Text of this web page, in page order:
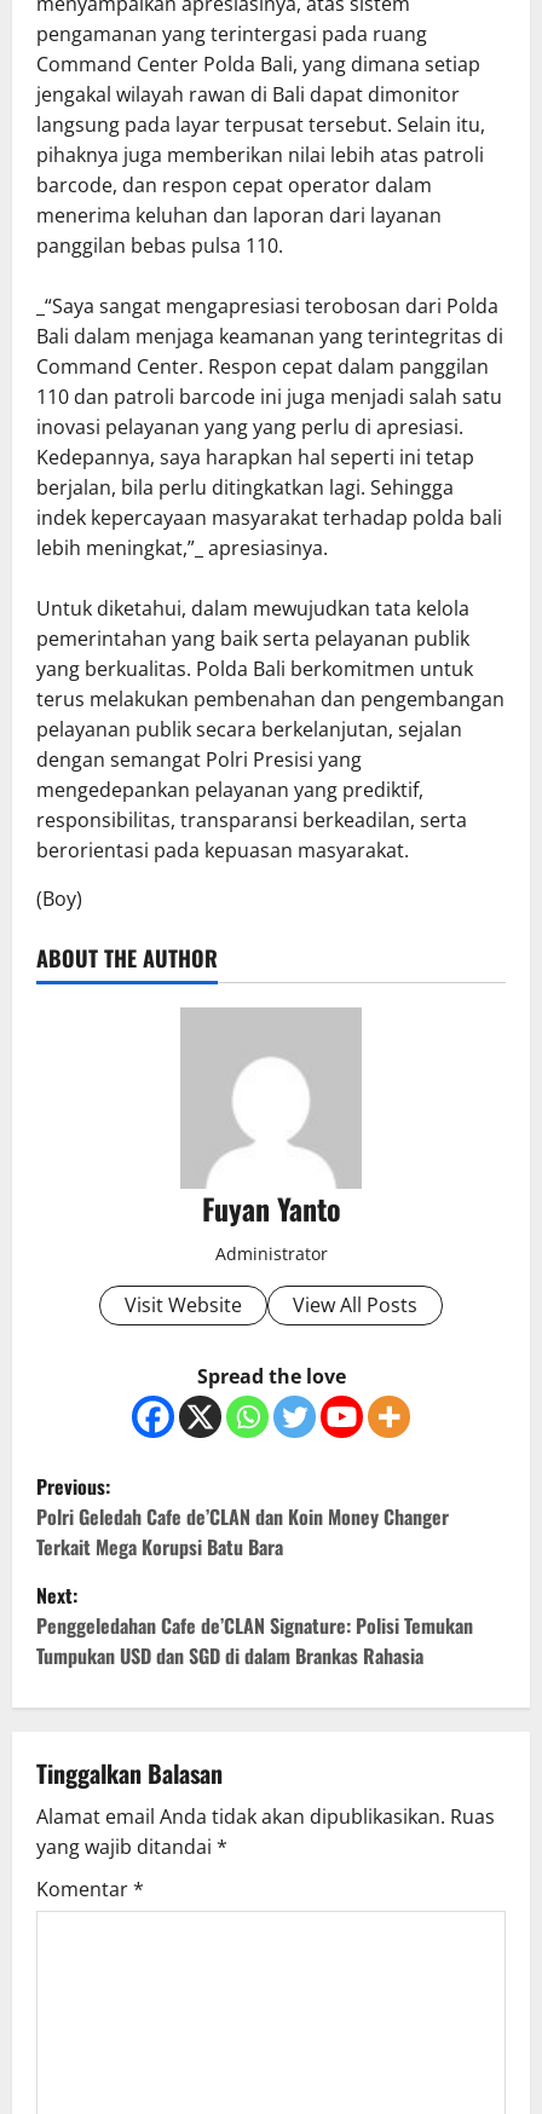
pengamanan yang terintergasi pada ruang
Command Center Polda Bali, yang dimana setiap
jengakal wilayah rawan di Bali dapat dimonitor
langsung pada layar terpusat tersebut. Selain itu,
pihaknya juga memberikan nilai lebih atas patroli
barcode, dan respon cepat operator dalam
menerima keluhan dan laporan dari layanan
panggilan bebas pulsa 110.
_“Saya sangat mengapresiasi terobosan dari Polda
Bali dalam menjaga keamanan yang terintegritas di
Command Center. Respon cepat dalam panggilan
110 dan patroli barcode ini juga menjadi salah satu
inovasi pelayanan yang yang perlu di apresiasi.
Kedepannya, saya harapkan hal seperti ini tetap
berjalan, bila perlu ditingkatkan lagi. Sehingga
indek kepercayaan masyarakat terhadap polda bali
lebih meningkat,”_ apresiasinya.
Untuk diketahui, dalam mewujudkan tata kelola
pemerintahan yang baik serta pelayanan publik
yang berkualitas. Polda Bali berkomitmen untuk
terus melakukan pembenahan dan pengembangan
pelayanan publik secara berkelanjutan, sejalan
dengan semangat Polri Presisi yang
mengedepankan pelayanan yang prediktif,
responsibilitas, transparansi berkeadilan, serta
berorientasi pada kepuasan masyarakat.
(Boy)
ABOUT THE AUTHOR
Fuyan Yanto
Administrator
Visit Website View All Posts
Spread the love
P
o
s
t
n
v
i
g
Previous:
Polri Geledah Cafe de’CLAN dan Koin Money Changer
Terkait Mega Korupsi Batu Bara
Next:
Penggeledahan Cafe de’CLAN Signature: Polisi Temukan
Tumpukan USD dan SGD di dalam Brankas Rahasia
Tinggalkan Balasan
Alamat email Anda tidak akan dipublikasikan. Ruas
yang wajib ditandai *
Komentar*